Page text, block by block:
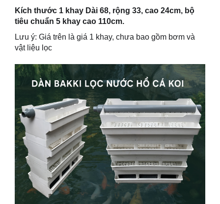
Kích thước 1 khay Dài 68, rộng 33, cao 24cm, bộ
tiêu chuẩn 5 khay cao 110cm.
Lưu ý: Giá trên là giá 1 khay, chưa bao gồm bơm và
vật liệu lọc